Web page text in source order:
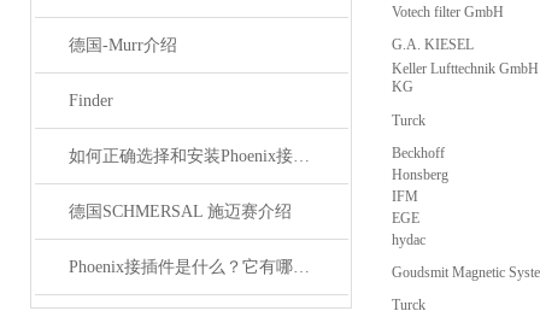
德国-Murr介绍
Finder
如何正确选择和安装Phoenix接插件以确保其性能？
德国SCHMERSAL 施迈赛介绍
Phoenix接插件是什么？它有哪些应用？
Votech filter GmbH
G.A. KIESEL
Keller Lufttechnik
KG
Turck
Beckhoff
Honsberg
IFM
EGE
hydac
Goudsmit Magnetic
Turck